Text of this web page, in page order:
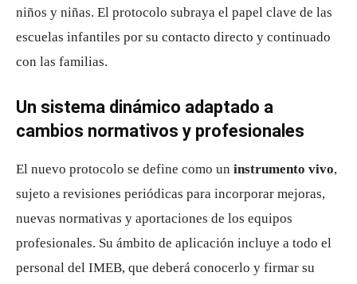
niños y niñas. El protocolo subraya el papel clave de las
escuelas infantiles por su contacto directo y continuado
con las familias.
Un sistema dinámico adaptado a
cambios normativos y profesionales
El nuevo protocolo se define como un instrumento vivo,
sujeto a revisiones periódicas para incorporar mejoras,
nuevas normativas y aportaciones de los equipos
profesionales. Su ámbito de aplicación incluye a todo el
personal del IMEB, que deberá conocerlo y firmar su